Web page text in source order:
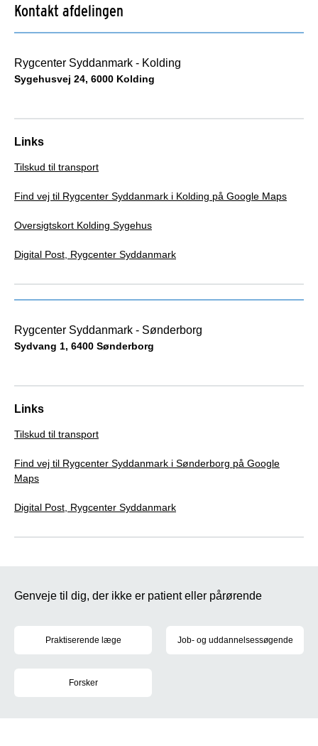
Kontakt afdelingen
Links
Tilskud til transport
Find vej til Rygcenter Syddanmark i Kolding på Google Maps
Oversigtskort Kolding Sygehus
Digital Post, Rygcenter Syddanmark
Rygcenter Syddanmark - Kolding
Sygehusvej 24, 6000 Kolding
Links
Tilskud til transport
Find vej til Rygcenter Syddanmark i Sønderborg på Google
Maps
Digital Post, Rygcenter Syddanmark
Rygcenter Syddanmark - Sønderborg
Sydvang 1, 6400 Sønderborg
Genveje til dig, der ikke er patient eller pårørende
Praktiserende læge Job- og uddannelsessøgende
Forsker